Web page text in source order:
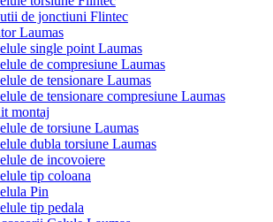
de jonctiuni Flintec
Laumas
single point Laumas
de compresiune Laumas
de tensionare Laumas
de tensionare compresiune Laumas
montaj
de torsiune Laumas
dubla torsiune Laumas
de incovoiere
tip coloana
Pin
tip pedala